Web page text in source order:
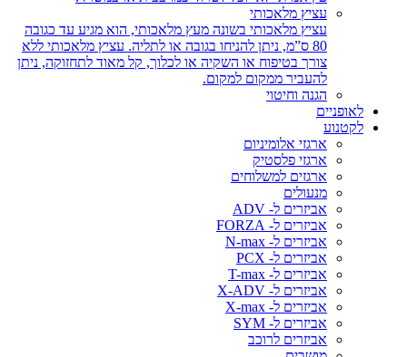
עציץ מלאכותי
עציץ מלאכותי בשונה מעץ מלאכותי, הוא מגיע עד כגובה
80 ס”מ, ניתן להניחו בגובה או לתליה. עציץ מלאכותי ללא
צורך בטיפוח או השקיה או לכלוך, קל מאוד לתחזוקה, ניתן
להעביר ממקום למקום.
הגנה וחיטוי
לאופניים
לקטנוע
ארגזי אלומיניום
ארגזי פלסטיק
ארגזים למשלוחים
מנעולים
אביזרים ל- ADV
אביזרים ל- FORZA
אביזרים ל- N-max
אביזרים ל- PCX
אביזרים ל- T-max
אביזרים ל- X-ADV
אביזרים ל- X-max
אביזרים ל- SYM
אביזרים לרוכב